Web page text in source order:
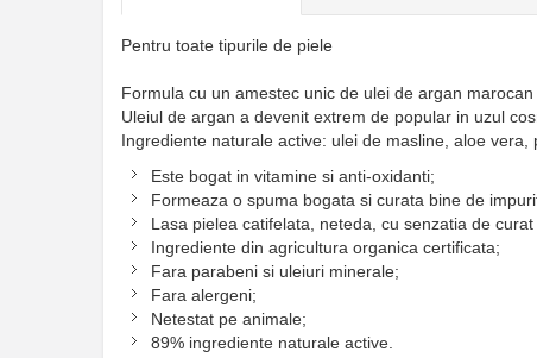
Pentru toate tipurile de piele
Formula cu un amestec unic de ulei de argan
Uleiul de argan a devenit extrem de popular in uzul
Ingrediente naturale active: ulei de masline, aloe
Este bogat in vitamine si anti-oxidanti;
Formeaza o spuma bogata si curata bine de
Lasa pielea catifelata, neteda, cu senzatia de
Ingrediente din agricultura organica certificata;
Fara parabeni si uleiuri minerale;
Fara alergeni;
Netestat pe animale;
89% ingrediente naturale active.